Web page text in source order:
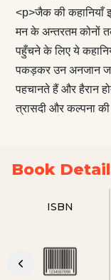
<p>जैक की कहानियाँ
मन के अन्तरतम कोनों
पहुँचने के लिए ये
पकड़कर उन अनजान
पहचानते हैं और हैरान
त्रासदी और कल्पना
Book
ISBN